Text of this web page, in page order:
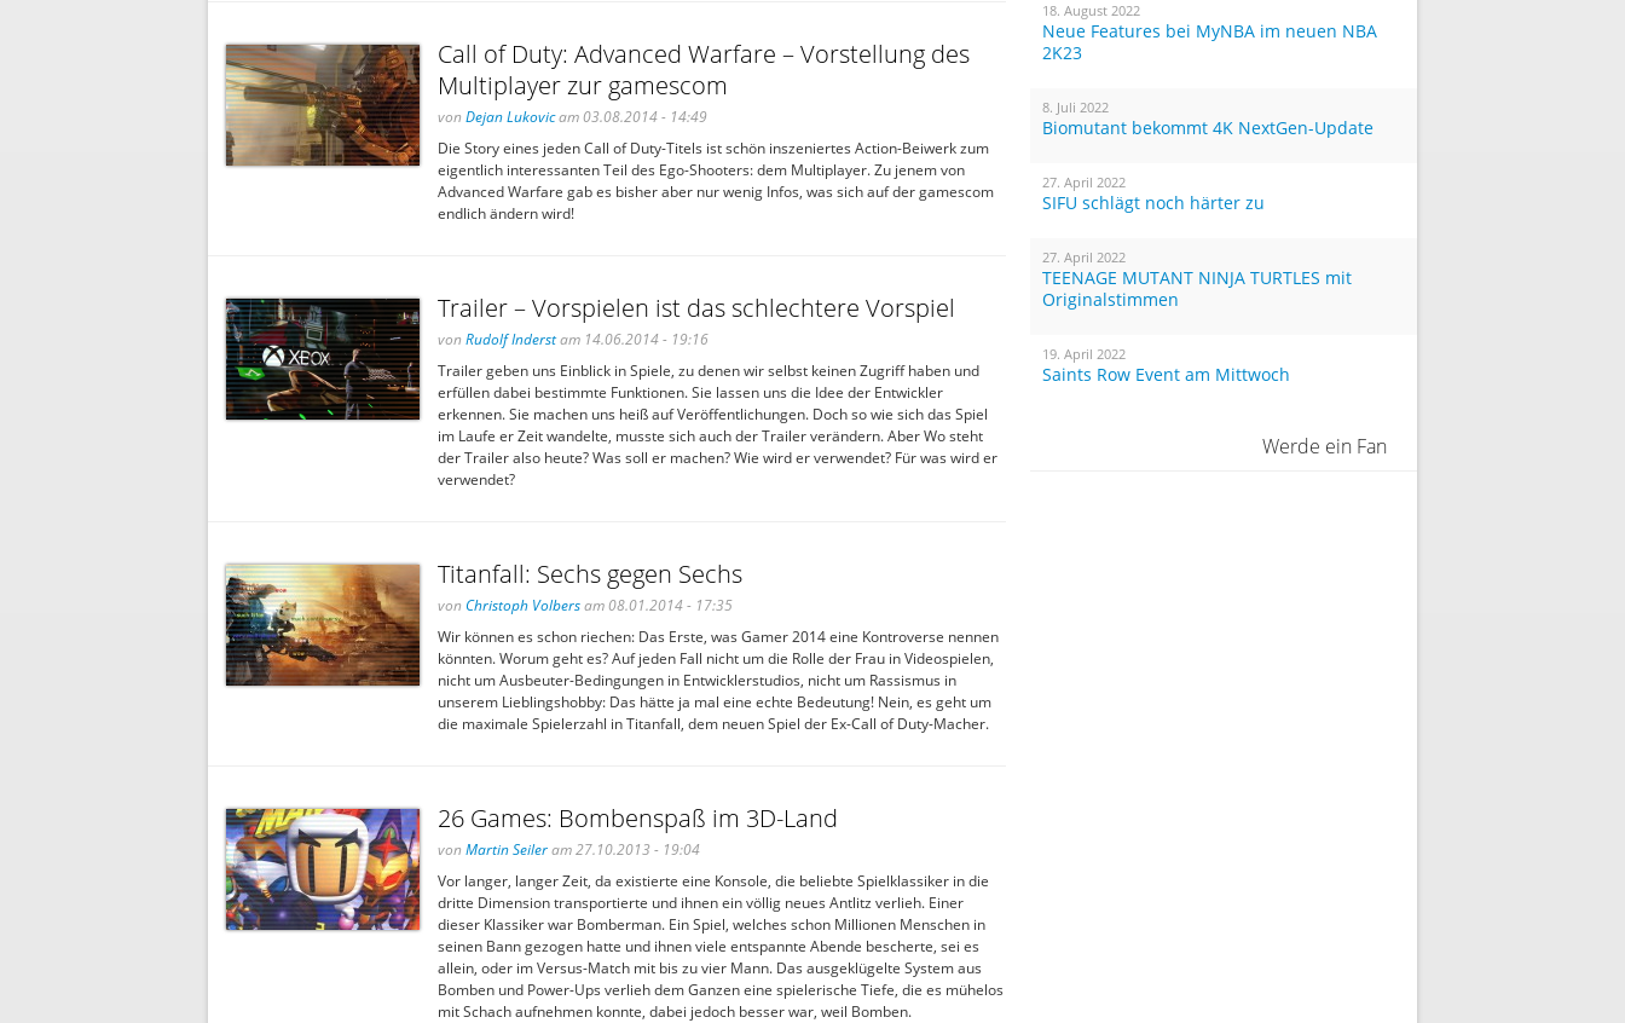
Call of Duty: Advanced Warfare – Vorstellung des
Multiplayer zur gamescom
von Dejan Lukovicam 03.08.2014 - 14:49
Die Story eines jeden Call of Duty-Titels ist schön inszeniertes Action-Beiwerk zum
eigentlich interessanten Teil des Ego-Shooters: dem Multiplayer. Zu jenem von
Advanced Warfare gab es bisher aber nur wenig Infos, was sich auf der gamescom
endlich ändern wird!
Trailer – Vorspielen ist das schlechtere Vorspiel
von Rudolf Inderstam 14.06.2014 - 19:16
Trailer geben uns Einblick in Spiele, zu denen wir selbst keinen Zugriff haben und
erfüllen dabei bestimmte Funktionen. Sie lassen uns die Idee der Entwickler
erkennen. Sie machen uns heiß auf Veröffentlichungen. Doch so wie sich das Spiel
im Laufe er Zeit wandelte, musste sich auch der Trailer verändern. Aber Wo steht
der Trailer also heute? Was soll er machen? Wie wird er verwendet? Für was wird er
verwendet?
Titanfall: Sechs gegen Sechs
von Christoph Volbersam 08.01.2014 - 17:35
Wir können es schon riechen: Das Erste, was Gamer 2014 eine Kontroverse nennen
könnten. Worum geht es? Auf jeden Fall nicht um die Rolle der Frau in Videospielen,
nicht um Ausbeuter-Bedingungen in Entwicklerstudios, nicht um Rassismus in
unserem Lieblingshobby: Das hätte ja mal eine echte Bedeutung! Nein, es geht um
die maximale Spielerzahl in Titanfall, dem neuen Spiel der Ex-Call of Duty-Macher.
26 Games: Bombenspaß im 3D-Land
von Martin Seileram 27.10.2013 - 19:04
Vor langer, langer Zeit, da existierte eine Konsole, die beliebte Spielklassiker in die
dritte Dimension transportierte und ihnen ein völlig neues Antlitz verlieh. Einer
dieser Klassiker war Bomberman. Ein Spiel, welches schon Millionen Menschen in
seinen Bann gezogen hatte und ihnen viele entspannte Abende bescherte, sei es
allein, oder im Versus-Match mit bis zu vier Mann. Das ausgeklügelte System aus
Bomben und Power-Ups verlieh dem Ganzen eine spielerische Tiefe, die es mühelos
mit Schach aufnehmen konnte, dabei jedoch besser war, weil Bomben.
18. August 2022
Neue Features bei MyNBA im neuen NBA
2K23
8. Juli 2022
Biomutant bekommt 4K NextGen-Update
27. April 2022
SIFU schlägt noch härter zu
27. April 2022
TEENAGE MUTANT NINJA TURTLES mit
Originalstimmen
19. April 2022
Saints Row Event am Mittwoch
Werde ein Fan